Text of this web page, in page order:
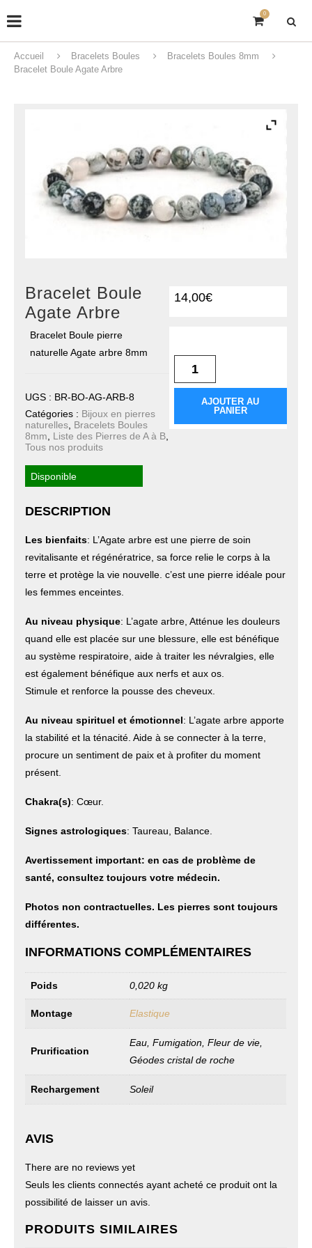
0
Accueil Bracelets Boules
Bracelets Boules 8mm
Bracelet Boule Agate Arbre
Bracelet Boule
Agate Arbre
14,00€
Bracelet Boule pierre
naturelle Agate arbre 8mm
AJOUTER AU
PANIER
UGS : BR-BO-AG-ARB-8
Catégories : Bijoux en pierres
naturelles Bracelets Boules
8mm
Liste des Pierres de A à B
Tous nos produits
Disponible
DESCRIPTION
Les bienfaits: L’Agate arbre est une pierre de soin
revitalisante et régénératrice, sa force relie le corps à la
terre et protège la vie nouvelle. c’est une pierre idéale pour
les femmes enceintes.
Au niveau physique: L’agate arbre, Atténue les douleurs
quand elle est placée sur une blessure, elle est bénéfique
au système respiratoire, aide à traiter les névralgies, elle
est également bénéfique aux nerfs et aux os.
Stimule et renforce la pousse des cheveux.
Au niveau spirituel et émotionnel: L’agate arbre apporte
la stabilité et la ténacité. Aide à se connecter à la terre,
procure un sentiment de paix et à profiter du moment
présent.
Chakra(s): Cœur.
Signes astrologiques: Taureau, Balance.
Avertissement important: en cas de problème de
santé, consultez toujours votre médecin.
Photos non contractuelles. Les pierres sont toujours
différentes.
INFORMATIONS COMPLÉMENTAIRES
Poids 0,020 kg
Montage Elastique
Prurification
Eau, Fumigation, Fleur de vie,
Géodes cristal de roche
Rechargement Soleil
AVIS
There are no reviews yet
Seuls les clients connectés ayant acheté ce produit ont la
possibilité de laisser un avis.
PRODUITS SIMILAIRES